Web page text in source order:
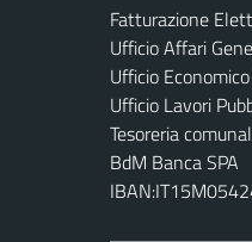
Fatturazione
Ufficio Affari
Ufficio
Ufficio Lavori
Tesoreria
BdM Banca SPA